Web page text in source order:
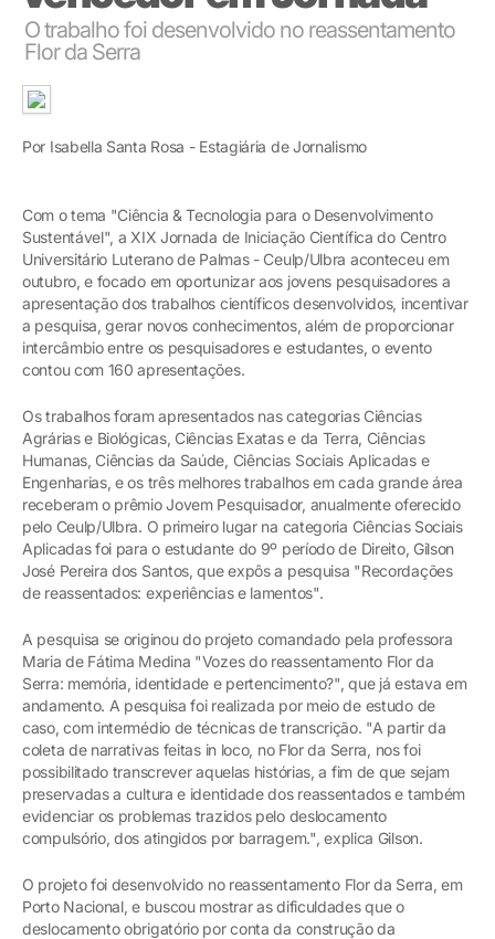
O trabalho foi desenvolvido no reassentamento
Flor da Serra
Por Isabella Santa Rosa - Estagiária de Jornalismo
Com o tema "Ciência & Tecnologia para o Desenvolvimento
Sustentável", a XIX Jornada de Iniciação Científica do Centro
Universitário Luterano de Palmas - Ceulp/Ulbra aconteceu em
outubro, e focado em oportunizar aos jovens pesquisadores a
apresentação dos trabalhos científicos desenvolvidos, incentivar
a pesquisa, gerar novos conhecimentos, além de proporcionar
intercâmbio entre os pesquisadores e estudantes, o evento
contou com 160 apresentações.
Os trabalhos foram apresentados nas categorias Ciências
Agrárias e Biológicas, Ciências Exatas e da Terra, Ciências
Humanas, Ciências da Saúde, Ciências Sociais Aplicadas e
Engenharias, e os três melhores trabalhos em cada grande área
receberam o prêmio Jovem Pesquisador, anualmente oferecido
pelo Ceulp/Ulbra. O primeiro lugar na categoria Ciências Sociais
Aplicadas foi para o estudante do 9º período de Direito, Gilson
José Pereira dos Santos, que expôs a pesquisa "Recordações
de reassentados: experiências e lamentos".
A pesquisa se originou do projeto comandado pela professora
Maria de Fátima Medina "Vozes do reassentamento Flor da
Serra: memória, identidade e pertencimento?", que já estava em
andamento. A pesquisa foi realizada por meio de estudo de
caso, com intermédio de técnicas de transcrição. "A partir da
coleta de narrativas feitas in loco, no Flor da Serra, nos foi
possibilitado transcrever aquelas histórias, a fim de que sejam
preservadas a cultura e identidade dos reassentados e também
evidenciar os problemas trazidos pelo deslocamento
compulsório, dos atingidos por barragem.", explica Gilson.
O projeto foi desenvolvido no reassentamento Flor da Serra, em
Porto Nacional, e buscou mostrar as dificuldades que o
deslocamento obrigatório por conta da construção da